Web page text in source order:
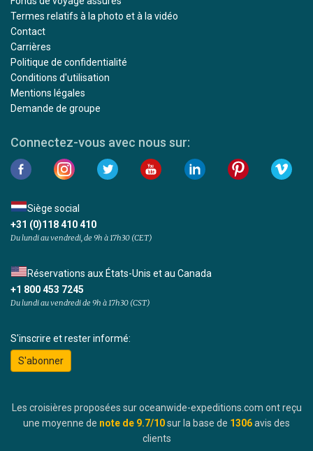
Termes relatifs à la photo et à la vidéo
Contact
Carrières
Politique de confidentialité
Conditions d'utilisation
Mentions légales
Demande de groupe
Connectez-vous avec nous sur:
Siège social
+31 (0)118 410 410
Du lundi au vendredi, de 9h à 17h30 (CET)
Réservations aux États-Unis et au Canada
+1 800 453 7245
Du lundi au vendredi de 9h à 17h30 (CST)
S'inscrire et rester informé:
S'abonner
Les croisières proposées sur oceanwide-expeditions.com ont reçu
une moyenne de note de 9.7/10sur la base de 1306avis des
clients